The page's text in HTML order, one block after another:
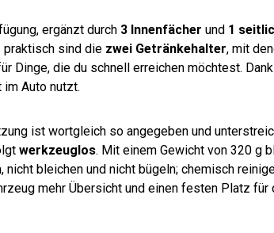
ergänzt durch 3 Innenfächer und 1
praktisch sind die zwei Getränkehalter, mit
Dinge, die du schnell erreichen möchtest.
im Auto nutzt.
ist wortgleich so angegeben und
werkzeuglos. Mit einem Gewicht von 320 g
bleichen und nicht bügeln; chemisch
mehr Übersicht und einen festen Platz für